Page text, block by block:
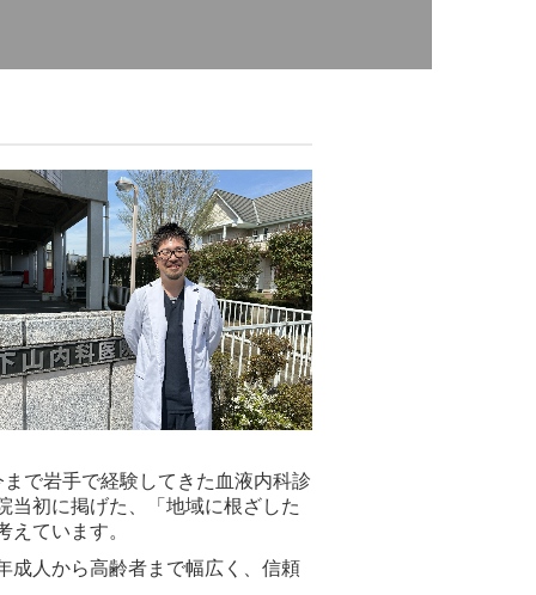
で岩手で経験してきた血液内科診
当初に掲げた、「地域に根ざした
ています。
成人から高齢者まで幅広く、信頼